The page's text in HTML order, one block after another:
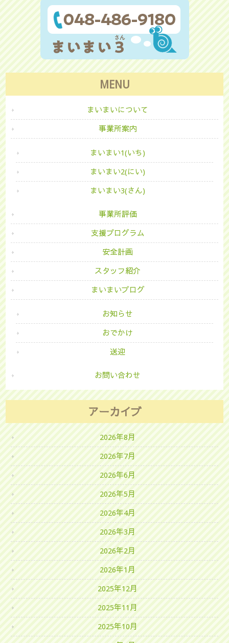
MENU
まいまいについて
事業所案内
まいまい1(いち)
まいまい2(にい)
まいまい3(さん)
事業所評価
支援プログラム
安全計画
スタッフ紹介
まいまいブログ
お知らせ
おでかけ
送迎
お問い合わせ
アーカイブ
2026年8月
2026年7月
2026年6月
2026年5月
2026年4月
2026年3月
2026年2月
2026年1月
2025年12月
2025年11月
2025年10月